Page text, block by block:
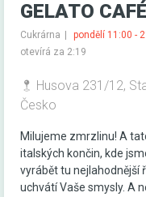
GELATO CAFÉ
Cukrárna
pondělí 11:00 -
otevírá za 2:19
Husova 231/12,
Česko
Milujeme zmrzlinu! A
italských končin, kde
vyrábět tu nejlahodnější
uchvátí Vaše smysly. A